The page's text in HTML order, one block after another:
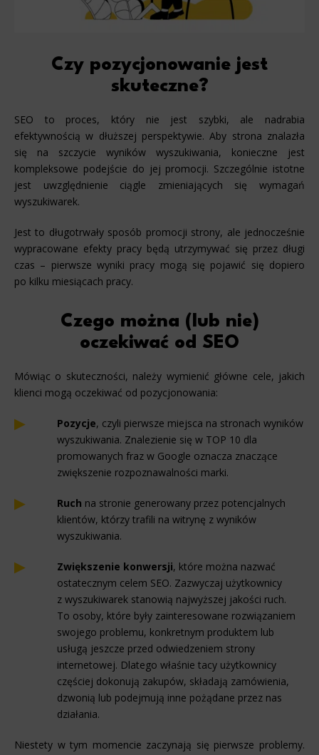
Czy pozycjonowanie jest
skuteczne?
SEO to proces, który nie jest szybki, ale nadrabia
efektywnością w dłuższej perspektywie. Aby strona znalazła
się na szczycie wyników wyszukiwania, konieczne jest
kompleksowe podejście do jej promocji. Szczególnie istotne
jest uwzględnienie ciągle zmieniających się wymagań
wyszukiwarek.
Jest to długotrwały sposób promocji strony, ale jednocześnie
wypracowane efekty pracy będą utrzymywać się przez długi
czas – pierwsze wyniki pracy mogą się pojawić się dopiero
po kilku miesiącach pracy.
Czego można (lub nie)
oczekiwać od SEO
Mówiąc o skuteczności, należy wymienić główne cele, jakich
klienci mogą oczekiwać od pozycjonowania:
Pozycje, czyli pierwsze miejsca na stronach wyników
wyszukiwania. Znalezienie się w TOP 10 dla
promowanych fraz w Google oznacza znaczące
zwiększenie rozpoznawalności marki.
Ruch na stronie generowany przez potencjalnych
klientów, którzy trafili na witrynę z wyników
wyszukiwania.
Zwiększenie konwersji, które można nazwać
ostatecznym celem SEO. Zazwyczaj użytkownicy
z wyszukiwarek stanowią najwyższej jakości ruch.
To osoby, które były zainteresowane rozwiązaniem
swojego problemu, konkretnym produktem lub
usługą jeszcze przed odwiedzeniem strony
internetowej. Dlatego właśnie tacy użytkownicy
częściej dokonują zakupów, składają zamówienia,
dzwonią lub podejmują inne pożądane przez nas
działania.
Niestety w tym momencie zaczynają się pierwsze problemy.